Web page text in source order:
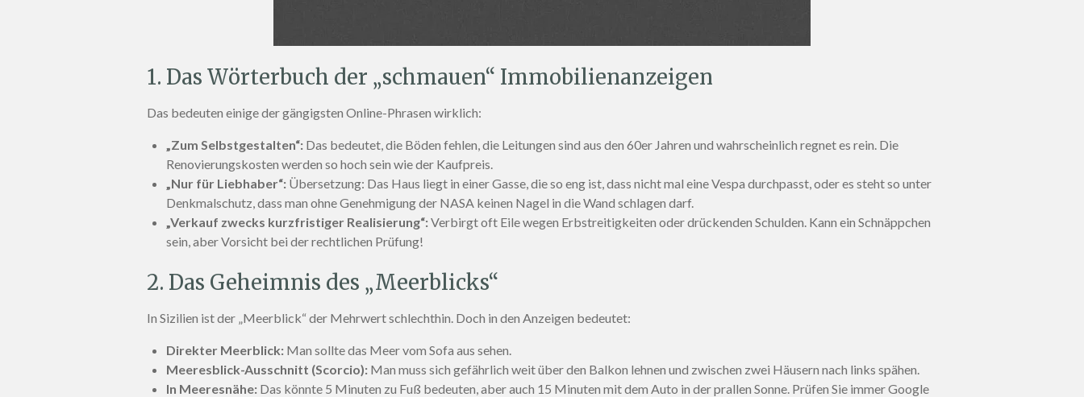
1. Das Wörterbuch der „schmauen“ Immobilienanzeigen
Das bedeuten einige der gängigsten Online-Phrasen wirklich:
„Zum Selbstgestalten“: Das bedeutet, die Böden fehlen, die Leitungen sind aus den 60er Jahren und wahrscheinlich regnet es rein. Die
Renovierungskosten werden so hoch sein wie der Kaufpreis.
„Nur für Liebhaber“: Übersetzung: Das Haus liegt in einer Gasse, die so eng ist, dass nicht mal eine Vespa durchpasst, oder es steht so unter
Denkmalschutz, dass man ohne Genehmigung der NASA keinen Nagel in die Wand schlagen darf.
„Verkauf zwecks kurzfristiger Realisierung“:Verbirgt oft Eile wegen Erbstreitigkeiten oder drückenden Schulden. Kann ein Schnäppchen
sein, aber Vorsicht bei der rechtlichen Prüfung!
2. Das Geheimnis des „Meerblicks“
In Sizilien ist der „Meerblick“ der Mehrwert schlechthin. Doch in den Anzeigen bedeutet:
Direkter Meerblick: Man sollte das Meer vom Sofa aus sehen.
Meeresblick-Ausschnitt (Scorcio): Man muss sich gefährlich weit über den Balkon lehnen und zwischen zwei Häusern nach links spähen.
In Meeresnähe: Das könnte 5 Minuten zu Fuß bedeuten, aber auch 15 Minuten mit dem Auto in der prallen Sonne. Prüfen Sie immer Google